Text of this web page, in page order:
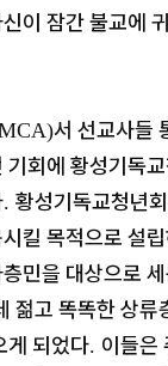
이 잠간 불교에
서 선교사들
회에 황성기독
. 황성기독교청년
킬 목적으로 설
민을 대상으로
젊고 똑똑한 상류
게 되었다. 이들은